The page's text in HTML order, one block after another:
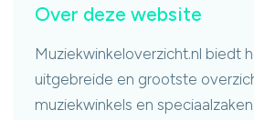
Over deze website
Muziekwinkeloverzicht.nl biedt
uitgebreide en grootste
muziekwinkels en